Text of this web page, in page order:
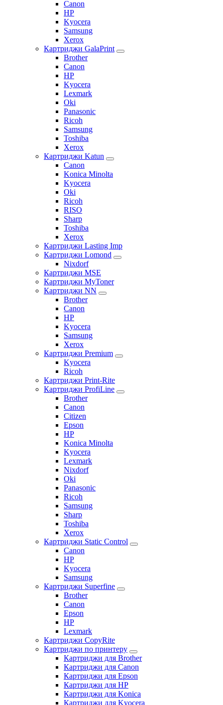
Canon
HP
Kyocera
Samsung
Xerox
Картриджи GalaPrint
Brother
Canon
HP
Kyocera
Lexmark
Oki
Panasonic
Ricoh
Samsung
Toshiba
Xerox
Картриджи Katun
Canon
Konica Minolta
Kyocera
Oki
Ricoh
RISO
Sharp
Toshiba
Xerox
Картриджи Lasting Imp
Картриджи Lomond
Nixdorf
Картриджи MSE
Картриджи MyToner
Картриджи NN
Brother
Canon
HP
Kyocera
Samsung
Xerox
Картриджи Premium
Kyocera
Ricoh
Картриджи Print-Rite
Картриджи ProfiLine
Brother
Canon
Citizen
Epson
HP
Konica Minolta
Kyocera
Lexmark
Nixdorf
Oki
Panasonic
Ricoh
Samsung
Sharp
Toshiba
Xerox
Картриджи Static Control
Canon
HP
Kyocera
Samsung
Картриджи Superfine
Brother
Canon
Epson
HP
Lexmark
Картриджи CopyRite
Картриджи по принтеру
Картриджи для Brother
Картриджи для Canon
Картриджи для Epson
Картриджи для HP
Картриджи для Konica
Картриджи для Kyocera